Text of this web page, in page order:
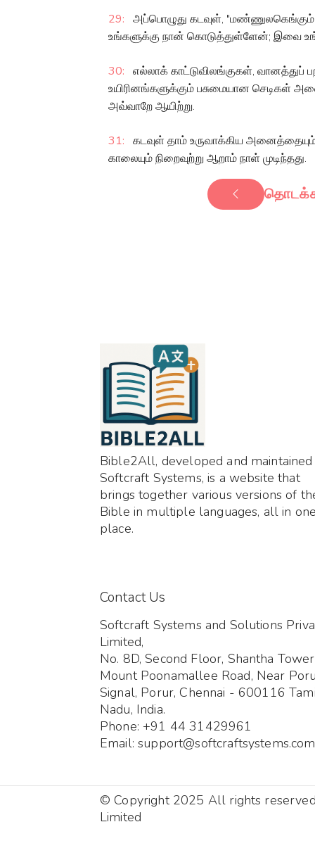
29: அப்பொழுது கடவுள்,
உங்களுக்கு நான் கொடுத்துள்ளேன்; இவை
30: எல்லாக் காட்டுவிலங்குகள்,
உயிரினங்களுக்கும் பசுமையான செடிகள்
அவ்வாறே ஆயிற்று.
31: கடவுள் தாம் உருவாக்கிய
காலையும் நிறைவுற்று ஆறாம் நாள் முடிந்தது.
Bible2All, developed and
Softcraft Systems, is a website that
brings together various versions of
Bible in multiple languages, all in
place.
Contact Us
Softcraft Systems and Solutions
Limited,
No. 8D, Second Floor, Shantha
Mount Poonamallee Road, Near
Signal, Porur, Chennai - 600116
Nadu, India.
Phone: +91 44 31429961
Email: support@softcraftsystems.com
© Copyright 2025 All rights
Limited